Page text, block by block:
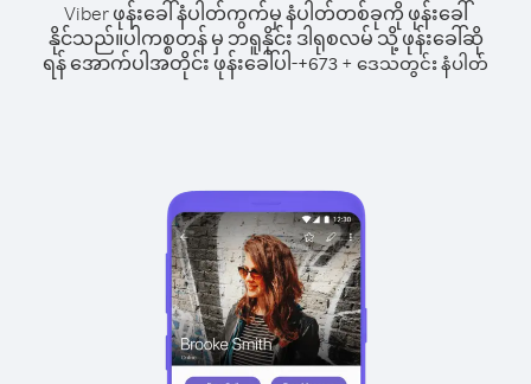
Viber ဖုန်းခေါ်နံပါတ်ကွက်မှ နံပါတ်တစ်ခုကို ဖုန်းခေါ်
နိုင်သည်။ပါကစ္စတန် မှ ဘရူနိုင်း ဒါရုစလမ် သို့ ဖုန်းခေါ်ဆို
ရန် အောက်ပါအတိုင်း ဖုန်းခေါ်ပါ-+673 + ဒေသတွင်း နံပါတ်